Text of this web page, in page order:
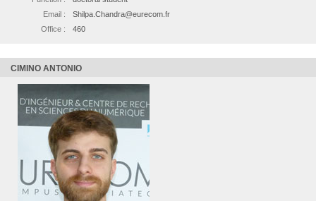
Email :
Shilpa.Chandra@eurecom.fr
Office :
460
CIMINO ANTONIO